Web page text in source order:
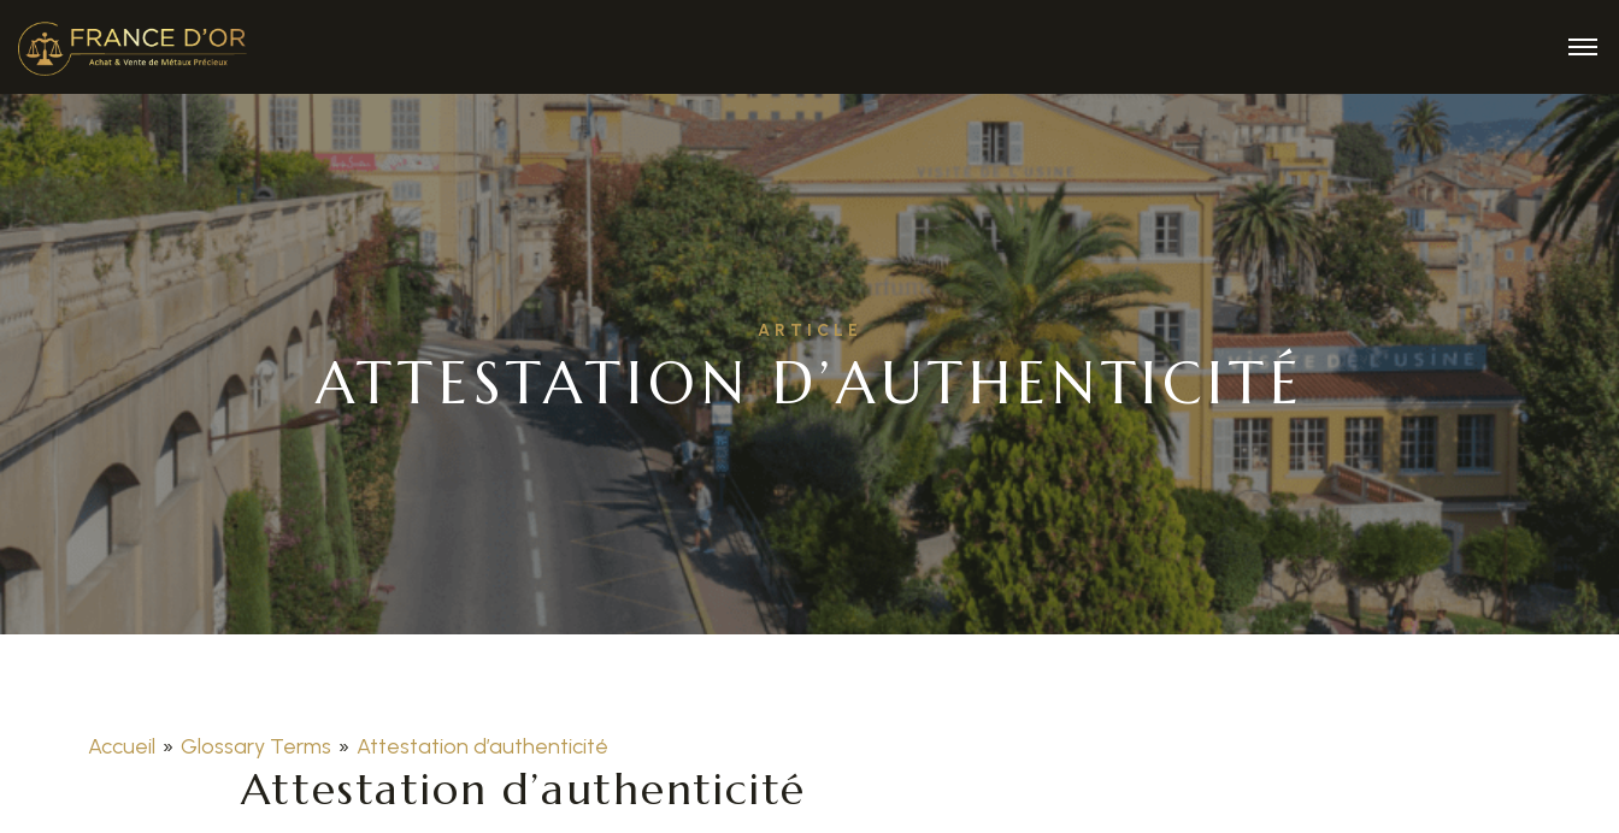
ARTICLE
ATTESTATION D’AUTHENTICITÉ
Accueil » Glossary Terms » Attestation d’authenticité
Attestation d’authenticité